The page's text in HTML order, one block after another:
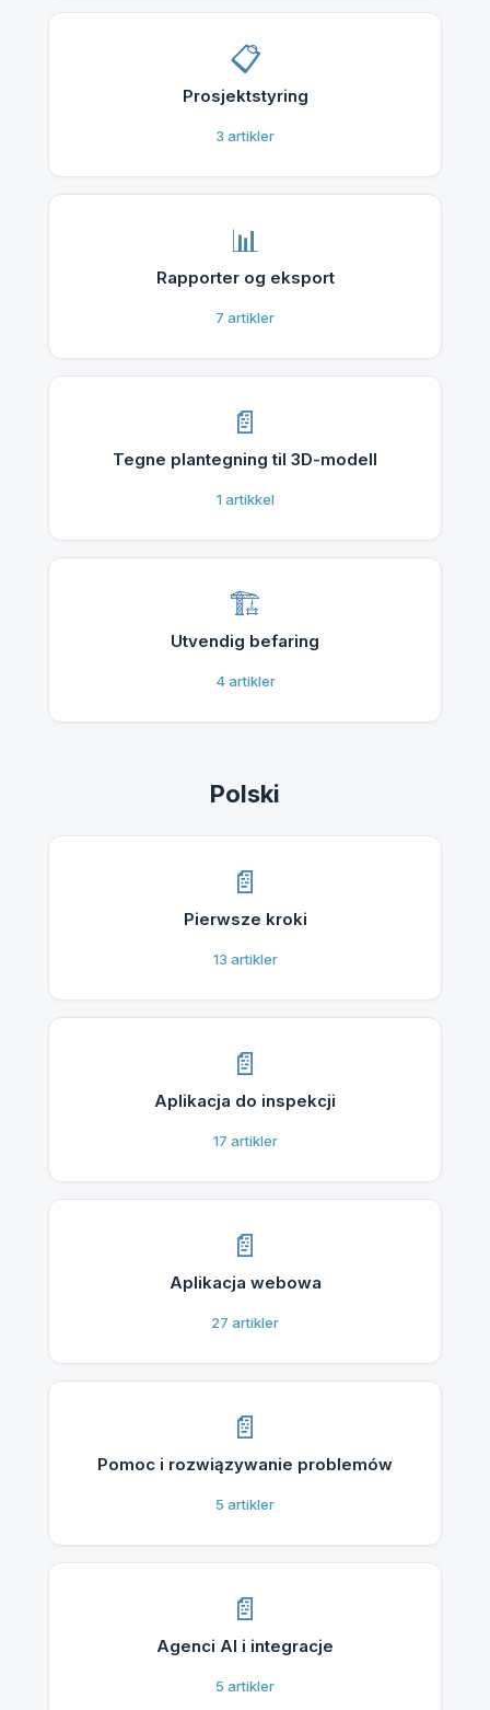
Prosjektstyring
3 artikler
Rapporter og eksport
7 artikler
Tegne plantegning til 3D-modell
1 artikkel
Utvendig befaring
4artikler
Polski
Pierwsze kroki
13 artikler
Aplikacja do inspekcji
17 artikler
Aplikacja webowa
27 artikler
Pomoc i rozwiązywanie problemów
5 artikler
Agenci AI i integracje
5 artikler